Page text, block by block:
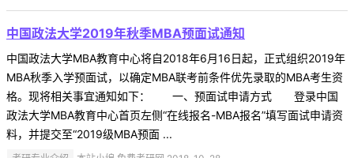
中国政法大学2019年秋季MBA预面试通知
中国政法大学MBA教育中心将自2018年6月16日起，正式组织2019年
MBA秋季入学预面试，以确定MBA联考前条件优先录取的MBA考生资
格。现将相关事宜通知如下： 一、预面试申请方式 登录中国
政法大学MBA教育中心首页左侧“在线报名-MBA报名”填写面试申请资
料，并提交至“2019级MBA预面 ...